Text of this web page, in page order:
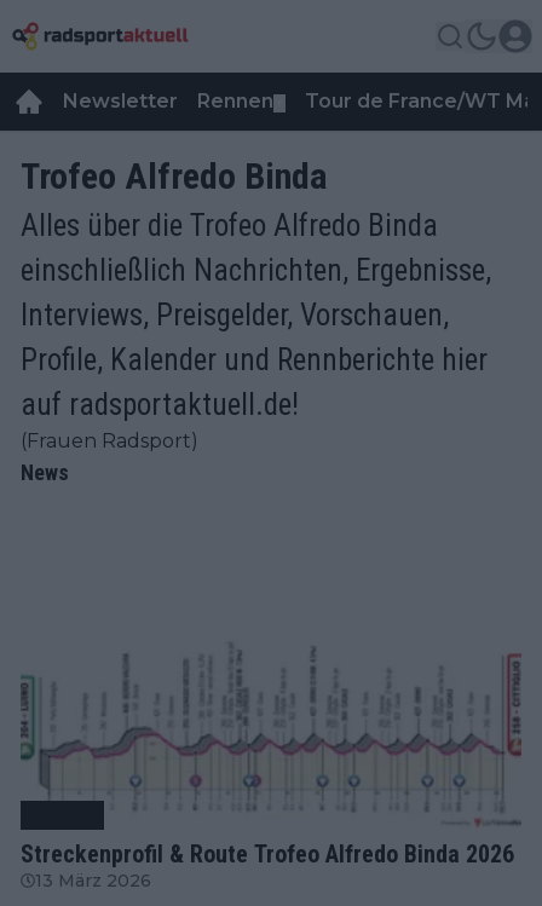
Newsletter Rennen Tour de France/WT
Trofeo Alfredo Binda
Alles über die Trofeo Alfredo Binda
einschließlich Nachrichten, Ergebnisse,
Interviews, Preisgelder, Vorschauen,
Profile, Kalender und Rennberichte hier
auf radsportaktuell.de!
(Frauen Radsport)
News
Streckenprofil & Route Trofeo Alfredo Binda 2026
13 März 2026